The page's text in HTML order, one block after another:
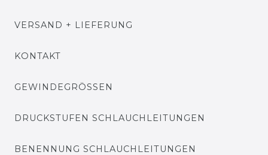
VERSAND + LIEFERUNG
KONTAKT
GEWINDEGRÖSSEN
DRUCKSTUFEN SCHLAUCHLEITUNGEN
BENENNUNG SCHLAUCHLEITUNGEN